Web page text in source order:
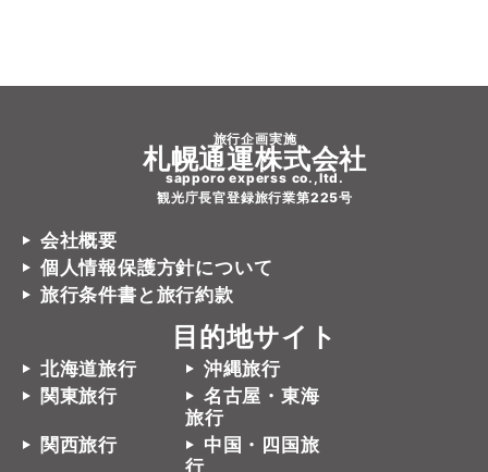
旅行企画実施
札幌通運株式会社
sapporo experss co.,ltd.
観光庁長官登録旅行業第225号
会社概要
個人情報保護方針について
旅行条件書と旅行約款
目的地サイト
北海道旅行
沖縄旅行
関東旅行
名古屋・東海
旅行
関西旅行
中国・四国旅
行